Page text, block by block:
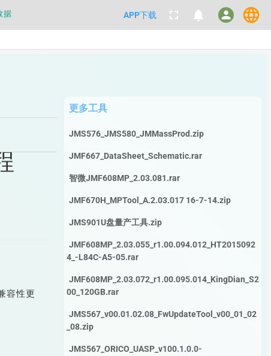
据
要100%相信，包括量产工具都
APP下载 fullscreen notifications person language
容性更
更多工具
JMS576_JMS580_JMMassProd.zip
JMF667_DataSheet_Schematic.rar
智微JMF608MP_2.03.081.rar
JMF670H_MPTool_A.2.03.017 16-7-14.zip
JMS901U盘量产工具.zip
JMF608MP_2.03.055_r1.00.094.012_HT2015092
4_-L84C-A5-05.rar
JMF608MP_2.03.072_r1.00.095.014_KingDian_S2
00_120GB.rar
JMS567_v00.01.02.08_FwUpdateTool_v00_01_02
_08.zip
JMS567_ORICO_UASP_v100.1.0.0-